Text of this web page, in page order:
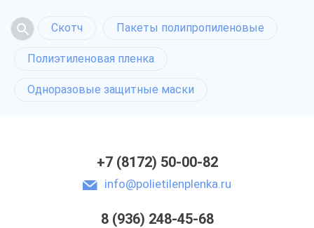
Скотч Пакеты полипропиленовые
Полиэтиленовая пленка
Одноразовые защитные маски
+7 (8172) 50-00-82
info@polietilenplenka.ru
8 (936) 248-45-68